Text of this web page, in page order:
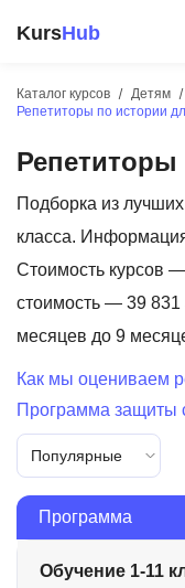
KursHub
Каталог курсов Детям
Репетиторы по истории
Репетиторы
Подборка из
класса.
Стоимость курсов
стоимость — 39 831
месяцев до 9
Как мы оцениваем
Программа защиты
Популярные
Программа
Обучение 1-11
Разработка
Маркетинг
Дизайн
Аналитика
Менеджмент
Иностранные
Soft Skills